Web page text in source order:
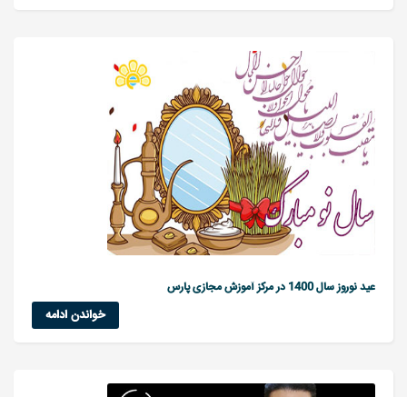
عید نوروز سال 1400 در مرکز آموزش مجازی پارس
خواندن ادامه